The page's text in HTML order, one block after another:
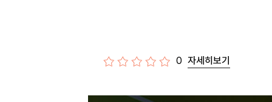
0 자세히보기